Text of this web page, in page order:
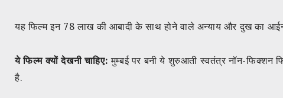
यह फिल्म इन 78 लाख की आबादी के साथ होने वाले अन्याय और दुख का
ये फिल्म क्यों देखनी चाहिए: मुम्बई पर बनी ये शुरुआती स्वतंत्र नॉन-फिक्शन
है.